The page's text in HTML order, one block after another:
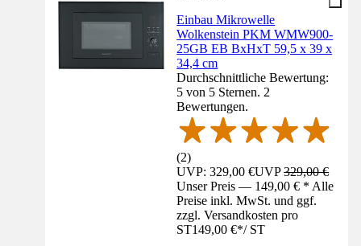
Einbau Mikrowelle
Wolkenstein PKM WMW900-
25GB EB BxHxT 59,5 x 39 x
34,4 cm
Durchschnittliche Bewertung:
5 von 5 Sternen. 2
Bewertungen.
(2)
UVP: 329,00 €UVP329,00 €
Unser Preis — 149,00 € * Alle
Preise inkl. MwSt. und ggf.
zzgl. Versandkosten pro
ST149,00 €*/ ST